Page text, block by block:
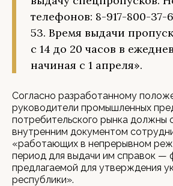
телефонов: 8-917-800-37-
53. Время выдачи
с 14 до 20 часов в
начиная с 1 апреля».
Согласно разработанному
руководители промышленных
потребительского рынка должны
внутренним документом
«работающих в непрерывном
период для выдачи им справок —
предлагаемой для утверждения
республики».